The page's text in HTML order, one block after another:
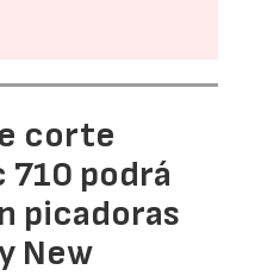
corte
710 podrá
picadoras
New